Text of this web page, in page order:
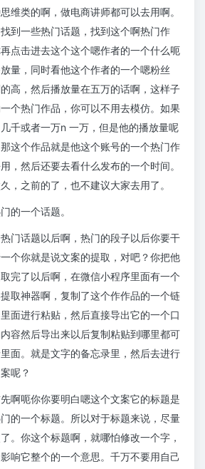
维类的啊，做电商讲师都可以去用啊。
到一些热门话题，找到这个啊热门作
点击进去这个这个嗯作者的一个什么呃
量，同时看他这个作者的一个嗯粉丝
高，然后播放量在五万的话啊，这样子
个热门作品，你可以不用去模仿。如果
千或者一万n 一万，但是他的播放量呢
这个作品就是他这个账号的一个热门作
，然后还要去看什么发布的一个时间。
，之前的了，也不建议大家去用了。
的一个话题。
门话题以后啊，热门的段子以后你要干
个你就是说文案的提取，对吧？你把他
完了以后啊，在微信小程序里面有一个
取神器啊，复制了这个作作品的一个链
面进行粘贴，然后直接导出它的一个口
容然后导出来以后复制粘贴到哪里都可
面。就是文字的备忘录里，然后去进行
呢？
啊呃你你要明白嗯这个文案它的标题是
的一个标题。所以对于标题来说，尽量
。你这个标题啊，就哪怕修改一个字，
响它整个的一个意思。千万不要用自己